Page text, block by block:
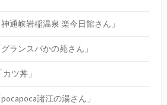
通峡岩稲温泉 楽今日館さん」
ランスパかの苑さん」
ツ丼」
諸江の湯さん」